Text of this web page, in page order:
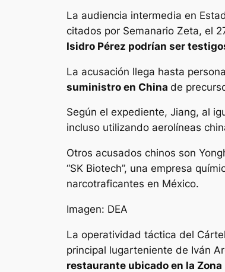
La audiencia intermedia en
citados por Semanario Zeta, el
Isidro Pérez podrían ser
La acusación llega hasta
suministro en China de
Según el expediente, Jiang, al
incluso utilizando aerolíneas
Otros acusados chinos son
“SK Biotech”, una empresa
narcotraficantes en México.
Imagen: DEA
La operatividad táctica del
principal lugarteniente de Iván
restaurante ubicado en la Zona